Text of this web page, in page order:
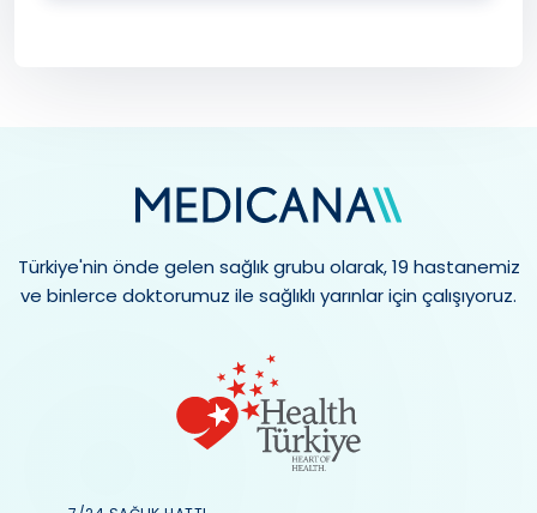
Türkiye'nin önde gelen sağlık grubu olarak, 19 hastanemiz
ve binlerce doktorumuz ile sağlıklı yarınlar için çalışıyoruz.